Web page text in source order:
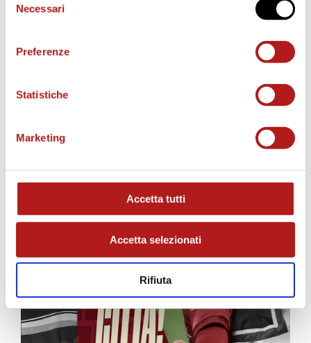
delNecessari
Preferenze
Statistiche
Marketing
Accetta tutti
Accetta selezionati
Rifiuta
MATCH PROGRAM